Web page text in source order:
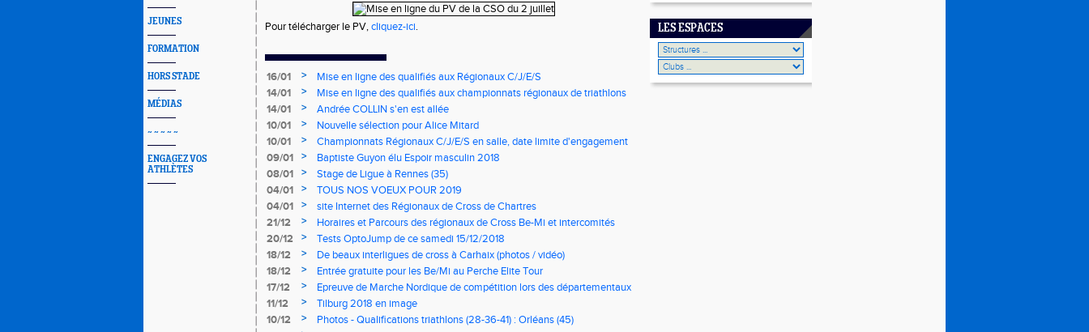
JEUNES
FORMATION
HORS STADE
MÉDIAS
~ ~ ~ ~ ~
ENGAGEZ VOS
ATHLÈTES
Pour télécharger le PV,cliquez-ici.
16/01 >
Mise en ligne des qualifiés aux Régionaux C/J/E/S
14/01
>
Mise en ligne des qualifiés aux championnats régionaux de triathlons
14/01
>
Andrée COLLIN s'en est allée
10/01
>
Nouvelle sélection pour Alice Mitard
10/01
>
Championnats Régionaux C/J/E/S en salle, date limite d'engagement
mercredi à 9h00
09/01 >
Baptiste Guyon élu Espoir masculin 2018
08/01
>
Stage de Ligue à Rennes (35)
04/01
>
TOUS NOS VOEUX POUR 2019
04/01
>
site Internet des Régionaux de Cross de Chartres
21/12
>
Horaires et Parcours des régionaux de Cross Be-Mi et intercomités
20/12
>
Tests OptoJump de ce samedi 15/12/2018
18/12
>
De beaux interligues de cross à Carhaix (photos / vidéo)
18/12
>
Entrée gratuite pour les Be/Mi au Perche Elite Tour
17/12
>
Epreuve de Marche Nordique de compétition lors des départementaux
de cross du Loir et Cher
11/12 >
Tilburg 2018 en image
10/12
>
Photos - Qualifications triathlons (28-36-41) : Orléans (45)
LES ESPACES